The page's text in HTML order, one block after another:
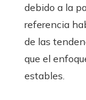
debido a la
referencia
de las
que el
estables.